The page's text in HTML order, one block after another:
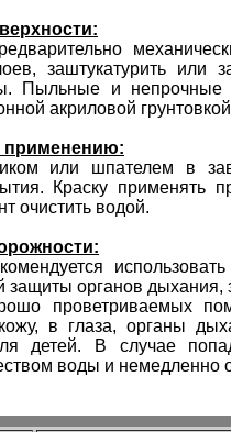
заштукатурить или
Пыльные и непрочные
акриловой
применению:
или шпателем в
Краску применять
очистить водой.
защиты органов дыхания,
проветриваемых
в глаза, органы
детей. В случае
воды и немедленно